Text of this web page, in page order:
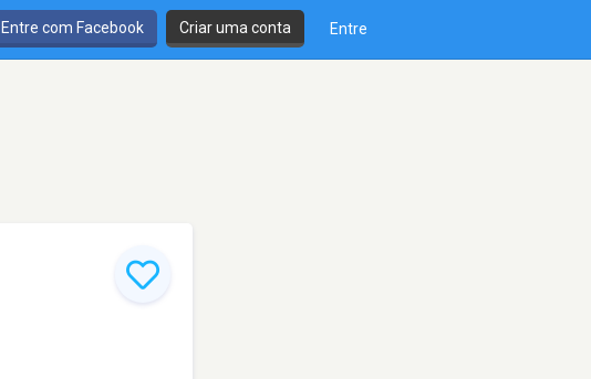
Entre com Facebook Criar uma conta Entre